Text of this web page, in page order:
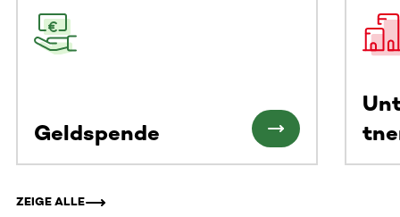
Geldspende
ZEIGE ALLE